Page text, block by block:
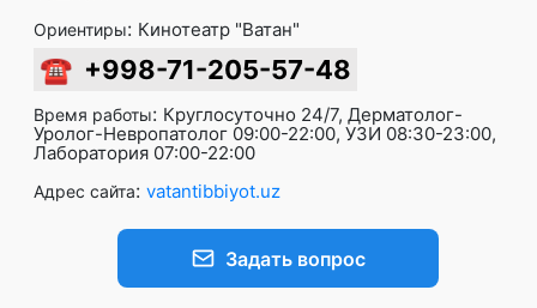
Ориентиры: Кинотеатр "Ватан"
☎ +998-71-205-57-48
Время работы: Круглосуточно 24/7, Дерматолог-
Уролог-Невропатолог 09:00-22:00, УЗИ 08:30-23:00,
Лаборатория 07:00-22:00
Адрес сайта: vatantibbiyot.uz
Задать вопрос